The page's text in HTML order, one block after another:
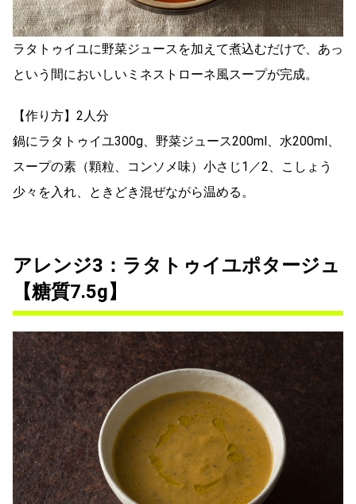
ラタトゥイユに野菜ジュースを加えて煮込むだけで、あっ
という間においしいミネストローネ風スープが完成。
【作り方】2人分
鍋にラタトゥイユ300g、野菜ジュース200ml、水200ml、
スープの素（顆粒、コンソメ味）小さじ1／2、こしょう
少々を入れ、ときどき混ぜながら温める。
アレンジ3：ラタトゥイユポタージュ
【糖質7.5g】